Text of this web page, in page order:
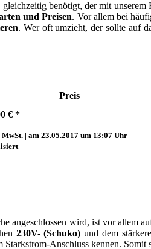
benötigt, der mit unserem
und Preisen. Vor allem bei
. Wer oft umzieht, der sollte auf
Preis
€ *
| am 23.05.2017 um 13:07 Uhr
angeschlossen wird, ist vor allem
230V- (Schuko) und dem
Anschluss kennen.